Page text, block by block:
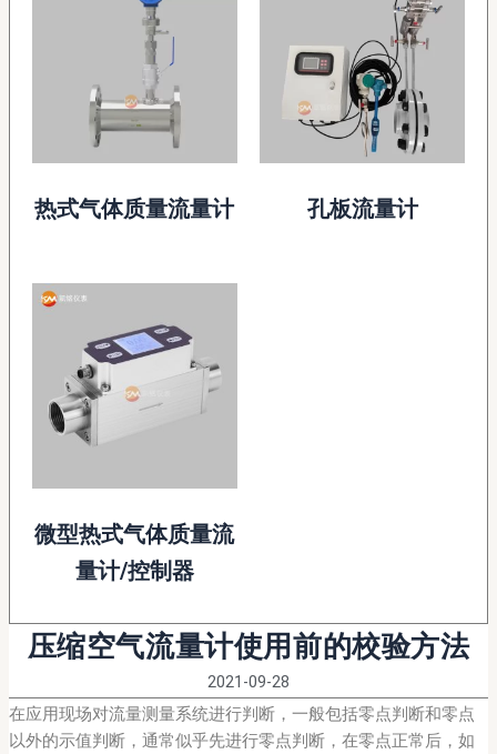
热式气体质量流量计 孔板流量计
微型热式气体质量流
量计/控制器
压缩空气流量计使用前的校验方法
2021-09-28
在应用现场对流量测量系统进行判断，一般包括零点判断和零点
以外的示值判断，通常似乎先进行零点判断，在零点正常后，如